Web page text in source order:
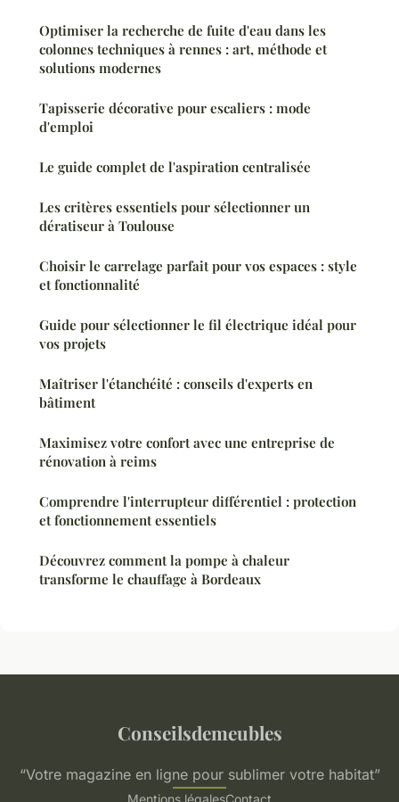
Optimiser la recherche de fuite d'eau dans les
colonnes techniques à rennes : art, méthode et
solutions modernes
Tapisserie décorative pour escaliers : mode
d'emploi
Le guide complet de l'aspiration centralisée
Les critères essentiels pour sélectionner un
dératiseur à Toulouse
Choisir le carrelage parfait pour vos espaces : style
et fonctionnalité
Guide pour sélectionner le fil électrique idéal pour
vos projets
Maîtriser l'étanchéité : conseils d'experts en
bâtiment
Maximisez votre confort avec une entreprise de
rénovation à reims
Comprendre l'interrupteur différentiel : protection
et fonctionnement essentiels
Découvrez comment la pompe à chaleur
transforme le chauffage à Bordeaux
Conseilsdemeubles
“Votre magazine en ligne pour sublimer votre habitat”
Mentions légalesContact